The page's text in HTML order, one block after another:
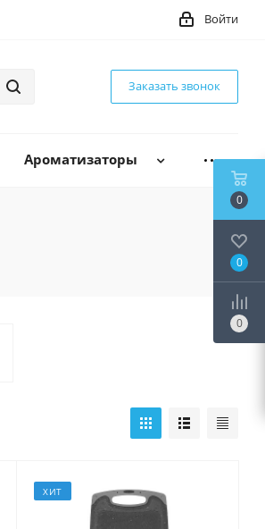
Войти
Заказать звонок
Ароматизаторы
ХИТ
0
0
0